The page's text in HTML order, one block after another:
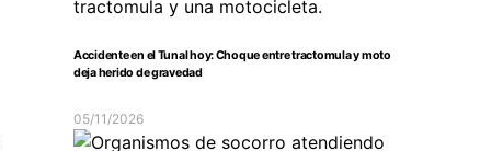
Accidente en el Tunal hoy: Choque entre tractomula y moto
deja herido de gravedad
05/11/2026